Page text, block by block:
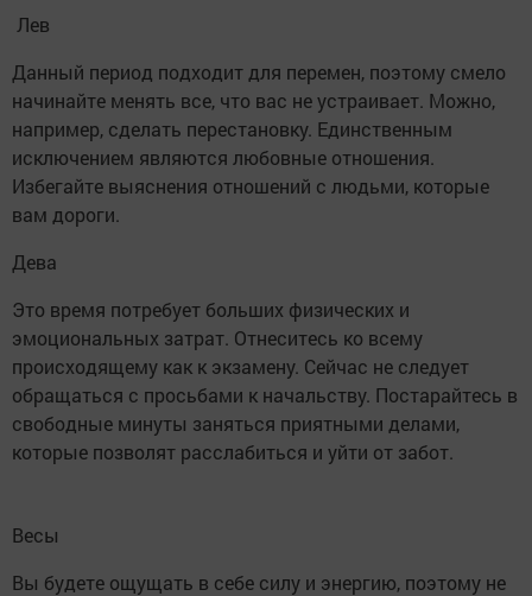
Лев
Данный период подходит для перемен, поэтому смело
начинайте менять все, что вас не устраивает. Можно,
например, сделать перестановку. Единственным
исключением являются любовные отношения.
Избегайте выяснения отношений с людьми, которые
вам дороги.
Дева
Это время потребует больших физических и
эмоциональных затрат. Отнеситесь ко всему
происходящему как к экзамену. Сейчас не следует
обращаться с просьбами к начальству. Постарайтесь в
свободные минуты заняться приятными делами,
которые позволят расслабиться и уйти от забот.
Весы
Вы будете ощущать в себе силу и энергию, поэтому не